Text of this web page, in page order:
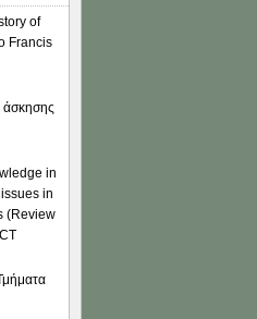
of
Francis
άσκησης
in
in
(Review